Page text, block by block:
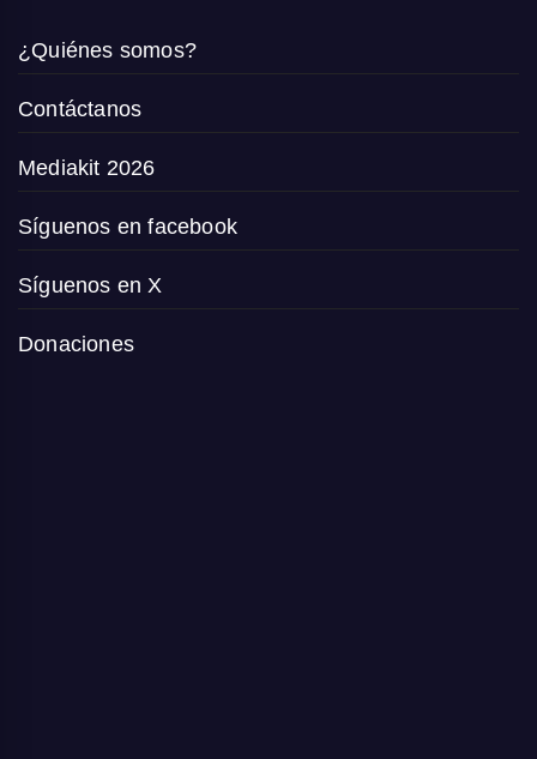
¿Quiénes somos?
Contáctanos
Mediakit 2026
Síguenos en facebook
Síguenos en X
Donaciones